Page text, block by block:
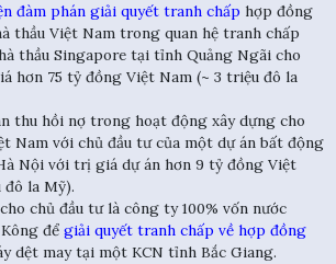
đàm phán giải quyết tranh chấp hợp đồng
thầu Việt Nam trong quan hệ tranh chấp
thầu Singapore tại tỉnh Quảng Ngãi cho
hơn 75 tỷ đồng Việt Nam (~ 3 triệu đô la
thu hồi nợ trong hoạt động xây dựng cho
Nam với chủ đầu tư của một dự án bất động
Nội với trị giá dự án hơn 9 tỷ đồng Việt
đô la Mỹ).
chủ đầu tư là công ty 100% vốn nước
để giải quyết tranh chấp về hợp đồng
dệt may tại một KCN tỉnh Bắc Giang.